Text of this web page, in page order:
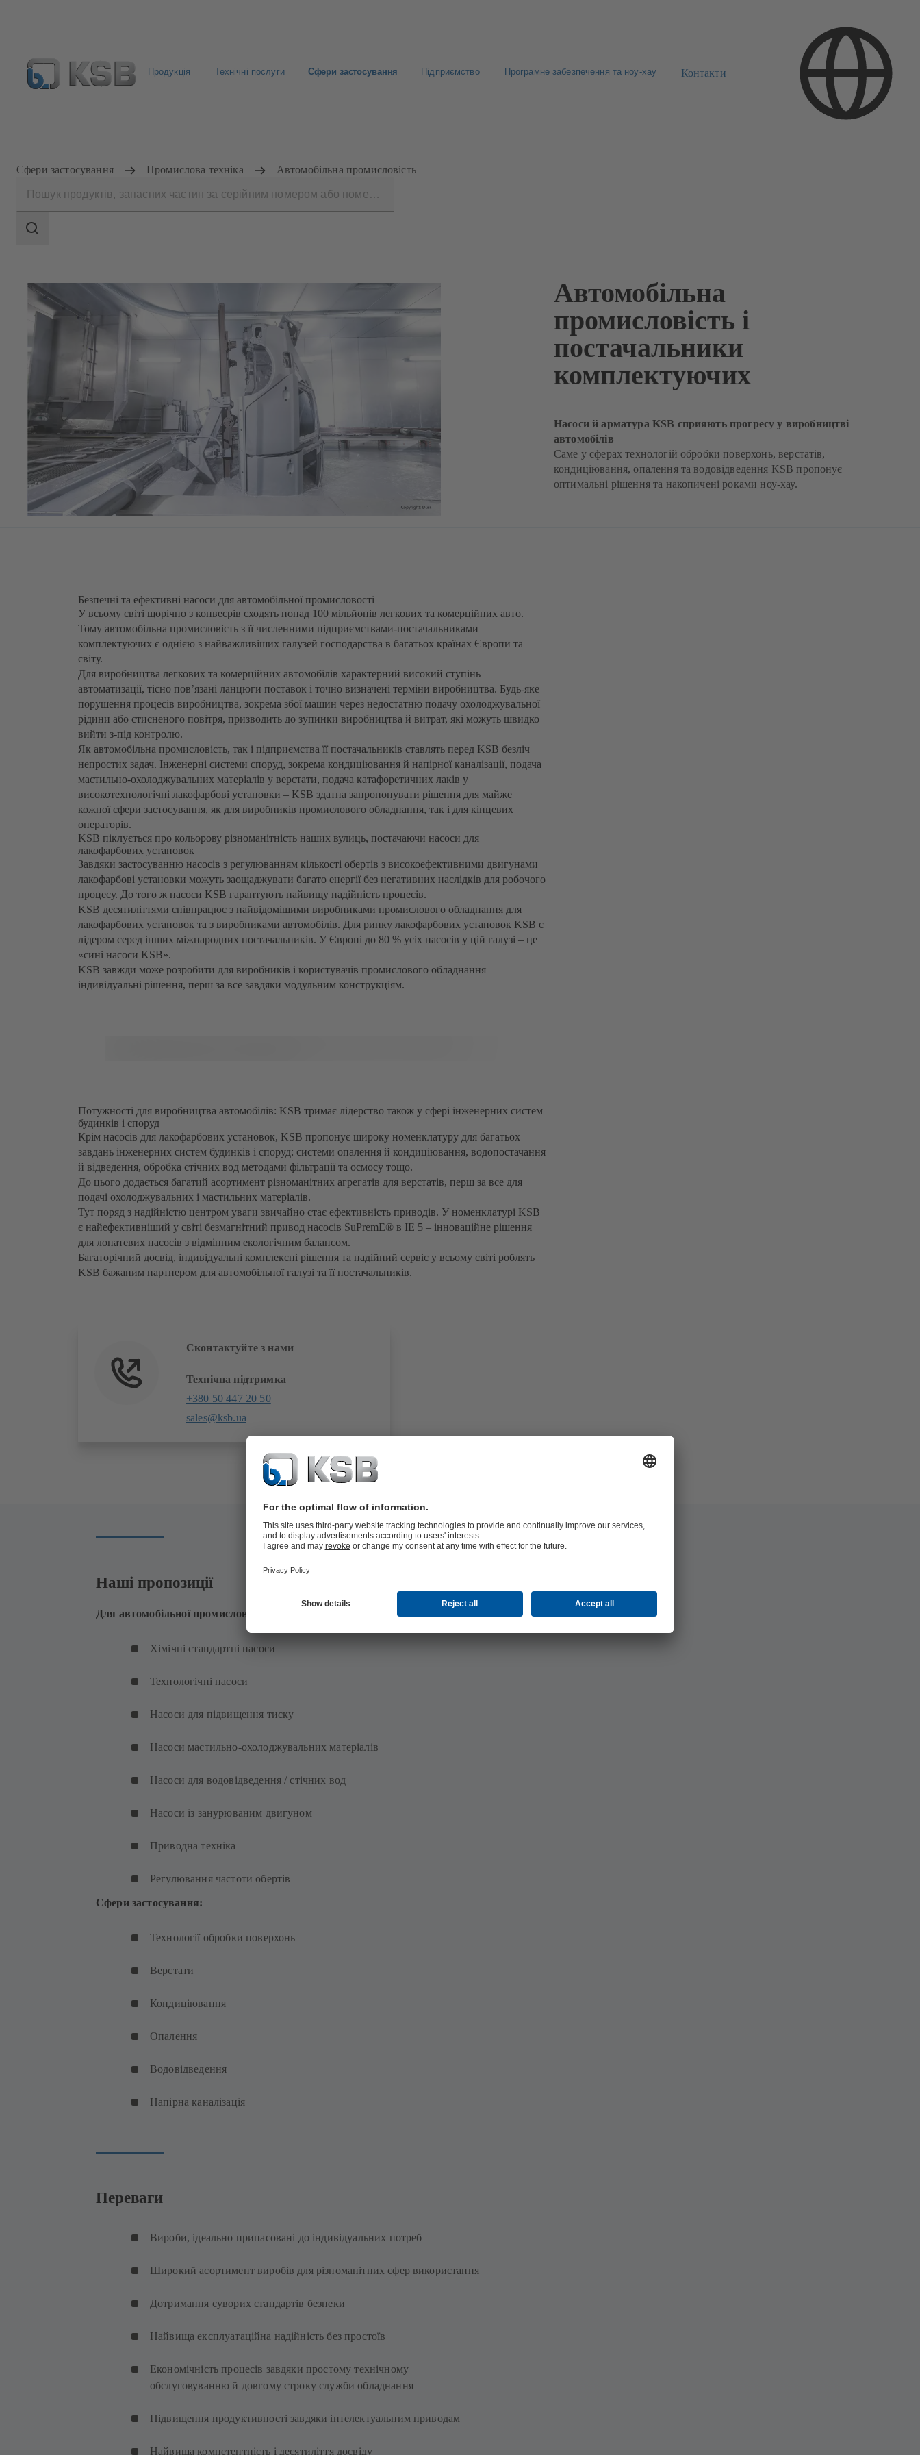
Продукція Технічні послуги Сфери застосування Підприємство Програмне забезпечення та ноу-хау Контакти
Сфери застосування Промислова техніка Автомобільна промисловість
scope
Search
Автомобільна
промисловість і
постачальники
комплектуючих
Насоси й арматура KSB сприяють прогресу у виробництві
автомобілів
Саме у сферах технологій обробки поверхонь, верстатів,
кондиціювання, опалення та водовідведення KSB пропонує
оптимальні рішення та накопичені роками ноу-хау.
Безпечні та ефективні насоси для автомобільної промисловості
У всьому світі щорічно з конвеєрів сходять понад 100 мільйонів легкових та комерційних авто.
Тому автомобільна промисловість з її численними підприємствами-постачальниками
комплектуючих є однією з найважливіших галузей господарства в багатьох країнах Європи та
світу.
Для виробництва легкових та комерційних автомобілів характерний високий ступінь
автоматизації, тісно пов’язані ланцюги поставок і точно визначені терміни виробництва. Будь-яке
порушення процесів виробництва, зокрема збої машин через недостатню подачу охолоджувальної
рідини або стисненого повітря, призводить до зупинки виробництва й витрат, які можуть швидко
вийти з-під контролю.
Як автомобільна промисловість, так і підприємства її постачальників ставлять перед KSB безліч
непростих задач. Інженерні системи споруд, зокрема кондиціювання й напірної каналізації, подача
мастильно-охолоджувальних матеріалів у верстати, подача катафоретичних лаків у
високотехнологічні лакофарбові установки – KSB здатна запропонувати рішення для майже
кожної сфери застосування, як для виробників промислового обладнання, так і для кінцевих
операторів.
KSB піклується про кольорову різноманітність наших вулиць, постачаючи насоси для
лакофарбових установок
Завдяки застосуванню насосів з регулюванням кількості обертів з високоефективними двигунами
лакофарбові установки можуть заощаджувати багато енергії без негативних наслідків для робочого
процесу. До того ж насоси KSB гарантують найвищу надійність процесів.
KSB десятиліттями співпрацює з найвідомішими виробниками промислового обладнання для
лакофарбових установок та з виробниками автомобілів. Для ринку лакофарбових установок KSB є
лідером серед інших міжнародних постачальників. У Європі до 80 % усіх насосів у цій галузі – це
«сині насоси KSB».
KSB завжди може розробити для виробників і користувачів промислового обладнання
індивідуальні рішення, перш за все завдяки модульним конструкціям.
Потужності для виробництва автомобілів: KSB тримає лідерство також у сфері інженерних систем
будинків і споруд
Крім насосів для лакофарбових установок, KSB пропонує широку номенклатуру для багатьох
завдань інженерних систем будинків і споруд: системи опалення й кондиціювання, водопостачання
й відведення, обробка стічних вод методами фільтрації та осмосу тощо.
До цього додається багатий асортимент різноманітних агрегатів для верстатів, перш за все для
подачі охолоджувальних і мастильних матеріалів.
Тут поряд з надійністю центром уваги звичайно стає ефективність приводів. У номенклатурі KSB
є найефективніший у світі безмагнітний привод насосів SuPremE® в IE 5 – інноваційне рішення
для лопатевих насосів з відмінним екологічним балансом.
Багаторічний досвід, індивідуальні комплексні рішення та надійний сервіс у всьому світі роблять
KSB бажаним партнером для автомобільної галузі та її постачальників.
Сконтактуйте з нами
Технічна підтримка
+380 50 447 20 50
sales@ksb.ua
Наші пропозиції
Для автомобільної промисловості KSB пропонує широкий асортимент:
Хімічні стандартні насоси
Технологічні насоси
Насоси для підвищення тиску
Насоси мастильно-охолоджувальних матеріалів
Насоси для водовідведення / стічних вод
Насоси із занурюваним двигуном
Приводна техніка
Регулювання частоти обертів
Сфери застосування:
Технології обробки поверхонь
Верстати
Кондиціювання
Опалення
Водовідведення
Напірна каналізація
Переваги
Вироби, ідеально припасовані до індивідуальних потреб
Широкий асортимент виробів для різноманітних сфер використання
Дотримання суворих стандартів безпеки
Найвища експлуатаційна надійність без простоїв
Економічність процесів завдяки простому технічному
обслуговуванню й довгому строку служби обладнання
Підвищення продуктивності завдяки інтелектуальним приводам
Найвища компетентність і десятиліття досвіду